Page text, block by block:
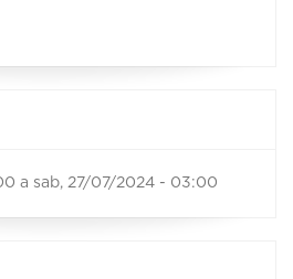
a sab, 27/07/2024 - 03:00